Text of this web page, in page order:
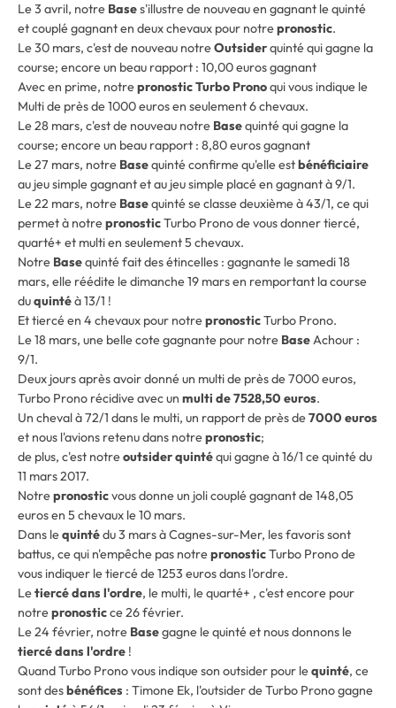
Le 3 avril, notre Bases'illustre de nouveau en gagnant le quinté
et couplé gagnant en deux chevaux pour notrepronostic.
Le 30 mars, c'est de nouveau notreOutsiderquinté qui gagne la
course; encore un beau rapport : 10,00 euros gagnant
Avec en prime, notrepronostic Turbo Pronoqui vous indique le
Multi de près de 1000 euros en seulement 6 chevaux.
Le 28 mars, c'est de nouveau notre Basequinté qui gagne la
course; encore un beau rapport : 8,80 euros gagnant
Le 27 mars, notre Basequinté confirme qu'elle estbénéficiaire
au jeu simple gagnant et au jeu simple placé en gagnant à 9/1.
Le 22 mars, notre Basequinté se classe deuxième à 43/1, ce qui
permet à notrepronosticTurbo Prono de vous donner tiercé,
quarté+ et multi en seulement 5 chevaux.
Notre Basequinté fait des étincelles : gagnante le samedi 18
mars, elle réédite le dimanche 19 mars en remportant la course
duquintéà 13/1 !
Et tiercé en 4 chevaux pour notrepronosticTurbo Prono.
Le 18 mars, une belle cote gagnante pour notre BaseAchour :
9/1.
Deux jours après avoir donné un multi de près de 7000 euros,
Turbo Prono récidive avec un multi de 7528,50 euros.
Un cheval à 72/1 dans le multi, un rapport de près de7000 euros
et nous l'avions retenu dans notrepronostic;
de plus, c'est notreoutsider quintéqui gagne à 16/1 ce quinté du
11 mars 2017.
Notrepronosticvous donne un joli couplé gagnant de 148,05
euros en 5 chevaux le 10 mars.
Dans lequintédu 3 mars à Cagnes-sur-Mer, les favoris sont
battus, ce qui n'empêche pas notrepronosticTurbo Prono de
vous indiquer le tiercé de 1253 euros dans l'ordre.
Letiercé dans l'ordre, le multi, le quarté+ , c'est encore pour
notrepronosticce 26 février.
Le 24 février, notre Basegagne le quinté et nous donnons le
tiercé dans l'ordre !
Quand Turbo Prono vous indique son outsider pour lequinté, ce
sont desbénéfices : Timone Ek, l'outsider de Turbo Prono gagne